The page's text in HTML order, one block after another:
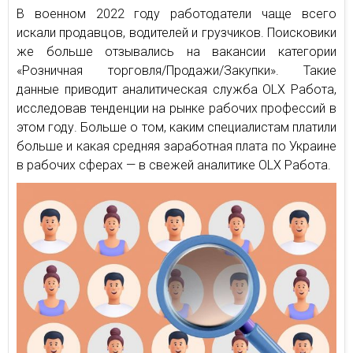
В военном 2022 году работодатели чаще всего
искали продавцов, водителей и грузчиков. Поисковики
же больше отзывались на вакансии категории
«Розничная торговля/Продажи/Закупки». Такие
данные приводит аналитическая служба OLX Работа,
исследовав тенденции на рынке рабочих профессий в
этом году. Больше о том, каким специалистам платили
больше и какая средняя заработная плата по Украине
в рабочих сферах — в свежей аналитике OLX Работа.